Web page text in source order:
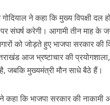
ने कहा कि मुख्य विपक्षी दल
संघर्ष करेगी। आगामी तीन माह के
को जोड़ते हुए भाजपा सरकार
आज भ्रष्टाचार की
जबकि मुख्यमंत्री मौन साधे बैठे हैं।
ने कहा कि भाजपा सरकार की